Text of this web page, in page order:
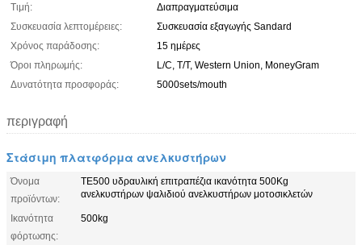
Τιμή:
Διαπραγματεύσιμα
Συσκευασία λεπτομέρειες:
Συσκευασία εξαγωγής Sandard
Χρόνος παράδοσης:
15 ημέρες
Όροι πληρωμής:
L/C, T/T, Western Union, MoneyGram
Δυνατότητα προσφοράς:
5000sets/mouth
περιγραφή
Στάσιμη πλατφόρμα ανελκυστήρων
Όνομα
προϊόντων:
TE500 υδραυλική επιτραπέζια ικανότητα 500Kg
ανελκυστήρων ψαλιδιού ανελκυστήρων μοτοσικλετών
Ικανότητα
φόρτωσης:
500kg